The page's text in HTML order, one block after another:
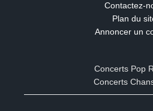
Contactez-
Plan du
Annoncer un
Concerts Pop
Concerts